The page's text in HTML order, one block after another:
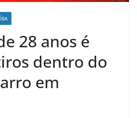
28 anos é
dentro do
em